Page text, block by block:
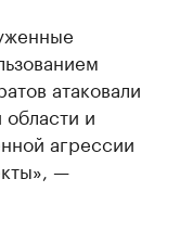
атаковали
и
агрессии
—